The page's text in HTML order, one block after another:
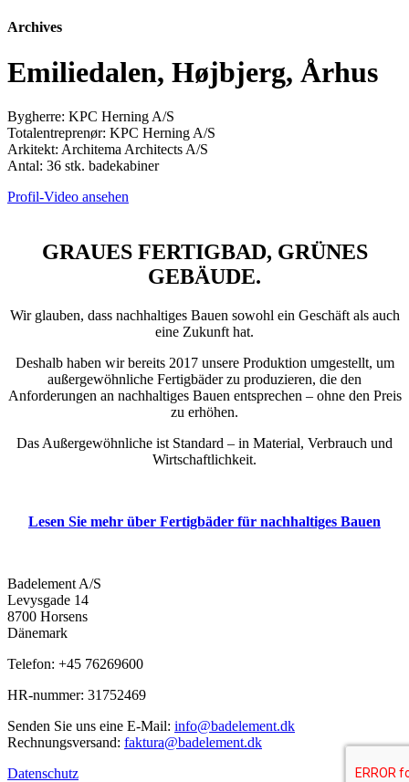
Archives
Emiliedalen, Højbjerg, Århus
Bygherre: KPC Herning A/S
Totalentreprenør: KPC Herning A/S
Arkitekt: Architema Architects A/S
Antal: 36 stk. badekabiner
Profil-Video ansehen
GRAUES FERTIGBAD, GRÜNES
GEBÄUDE.
Wir glauben, dass nachhaltiges Bauen sowohl ein Geschäft als auch
eine Zukunft hat.
Deshalb haben wir bereits 2017 unsere Produktion umgestellt, um
außergewöhnliche Fertigbäder zu produzieren, die den
Anforderungen an nachhaltiges Bauen entsprechen – ohne den Preis
zu erhöhen.
Das Außergewöhnliche ist Standard – in Material, Verbrauch und
Wirtschaftlichkeit.
Lesen Sie mehr über Fertigbäder für nachhaltiges Bauen
Badelement A/S
Levysgade 14
8700 Horsens
Dänemark
Telefon: +45 76269600
HR-nummer: 31752469
Senden Sie uns eine E-Mail: info@badelement.dk
Rechnungsversand: faktura@badelement.dk
Datenschutz